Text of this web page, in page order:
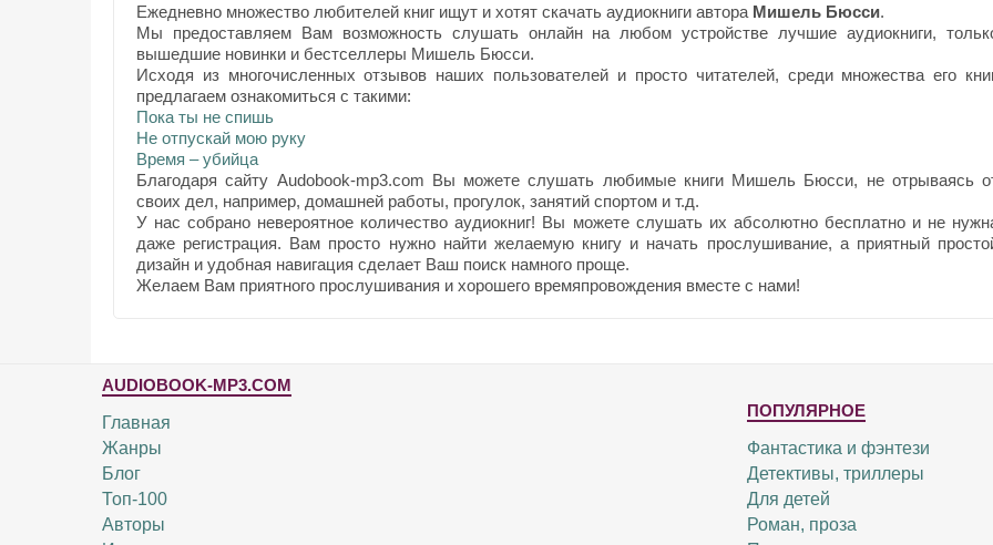
Ежедневно множество любителей книг ищут и хотят скачать аудиокниги автора Мишель Бюсси.
Мы предоставляем Вам возможность слушать онлайн на любом устройстве лучшие аудиокниги,
вышедшие новинки и бестселлеры Мишель Бюсси.
Исходя из многочисленных отзывов наших пользователей и просто читателей, среди множества его
предлагаем ознакомиться с такими:
Пока ты не спишь
Не отпускай мою руку
Время – убийца
Благодаря сайту Audobook-mp3.com Вы можете слушать любимые книги Мишель Бюсси, не отрываясь
своих дел, например, домашней работы, прогулок, занятий спортом и т.д.
У нас собрано невероятное количество аудиокниг! Вы можете слушать их абсолютно бесплатно и не
даже регистрация. Вам просто нужно найти желаемую книгу и начать прослушивание, а приятный
дизайн и удобная навигация сделает Ваш поиск намного проще.
Желаем Вам приятного прослушивания и хорошего времяпровождения вместе с нами!
AUDIOBOOK-MP3.COM
Главная
Жанры
Блог
Топ-100
Авторы
ПОПУЛЯРНОЕ
Фантастика и фэнтези
Детективы, триллеры
Для детей
Роман, проза